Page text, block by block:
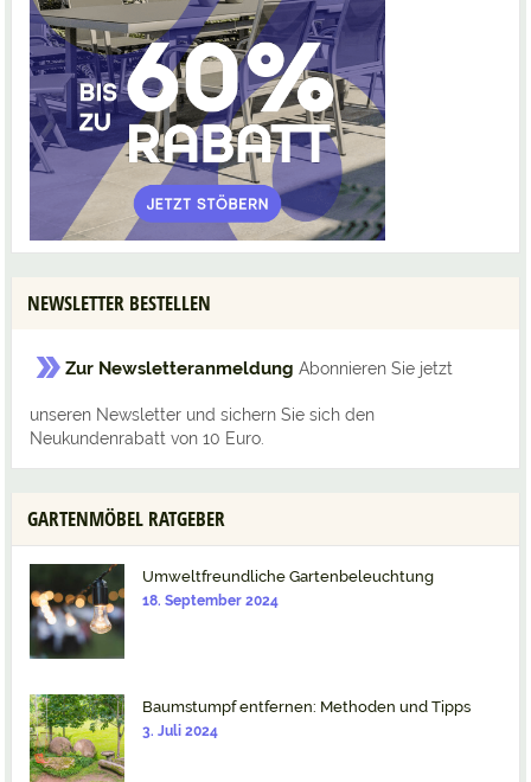
NEWSLETTER BESTELLEN
Zur Newsletteranmeldung Abonnieren Sie jetzt
unseren Newsletter und sichern Sie sich den
Neukundenrabatt von 10 Euro.
GARTENMÖBEL RATGEBER
Umweltfreundliche Gartenbeleuchtung
18. September 2024
Baumstumpf entfernen: Methoden und Tipps
3. Juli 2024